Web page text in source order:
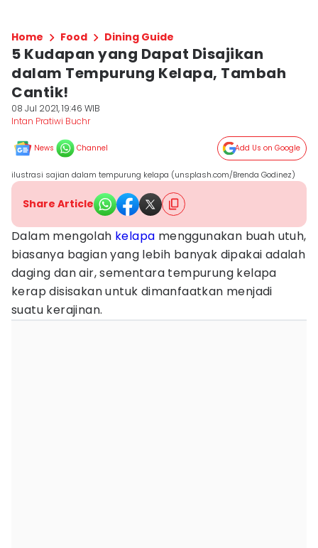
Home Food Dining Guide
5 Kudapan yang Dapat Disajikan
dalam Tempurung Kelapa, Tambah
Cantik!
08 Jul 2021, 19:46 WIB
Intan Pratiwi Buchr
News Channel Add Us on Google
ilustrasi sajian dalam tempurung kelapa (unsplash.com/Brenda Godinez)
Share Article
Dalam mengolah kelapa menggunakan buah utuh,
biasanya bagian yang lebih banyak dipakai adalah
daging dan air, sementara tempurung kelapa
kerap disisakan untuk dimanfaatkan menjadi
suatu kerajinan.